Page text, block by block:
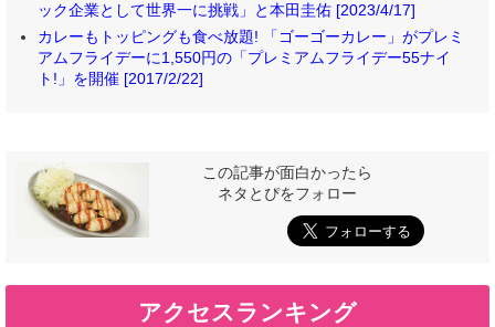
ック企業として世界一に挑戦」と本田圭佑 [2023/4/17]
カレーもトッピングも食べ放題! 「ゴーゴーカレー」がプレミ
アムフライデーに1,550円の「プレミアムフライデー55ナイ
ト!」を開催 [2017/2/22]
この記事が面白かったら
ネタとぴをフォロー
アクセスランキング